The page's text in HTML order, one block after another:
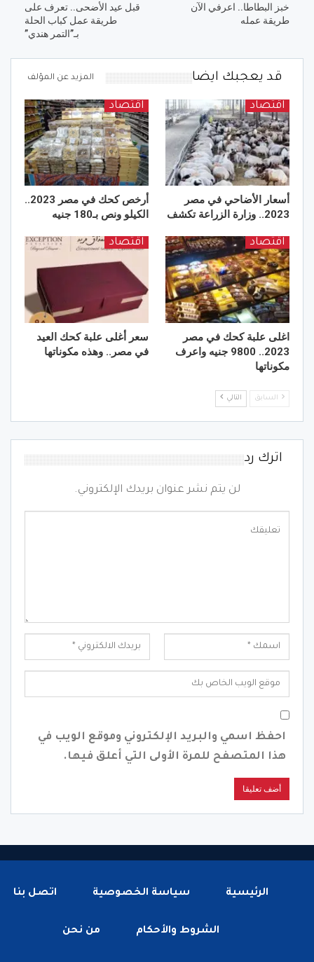
خبز البطاطا.. اعرفي الآن
طريقة عمله
قبل عيد الأضحى.. تعرف على
طريقة عمل كباب الحلة
بـ”التمر هندي”
قد يعجبك ايضا المزيد عن المؤلف
اقتصاد
أسعار الأضاحي في مصر
2023.. وزارة الزراعة تكشف
اقتصاد
أرخص كحك في مصر 2023..
الكيلو ونص بـ180 جنيه
اقتصاد
اغلى علبة كحك في مصر
2023.. 9800 جنيه واعرف
مكوناتها
اقتصاد
سعر أغلى علبة كحك العيد
في مصر.. وهذه مكوناتها
السابق التالي
اترك رد
لن يتم نشر عنوان بريدك الإلكتروني.
احفظ اسمي والبريد الإلكتروني وموقع الويب في
هذا المتصفح للمرة الأولى التي أعلق فيها.
الرئيسية سياسة الخصوصية اتصل بنا
الشروط والأحكام من نحن